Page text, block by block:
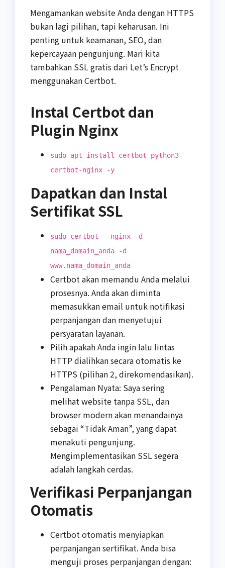
Mengamankan website Anda dengan HTTPS
bukan lagi pilihan, tapi keharusan. Ini
penting untuk keamanan, SEO, dan
kepercayaan pengunjung. Mari kita
tambahkan SSL gratis dari Let’s Encrypt
menggunakan Certbot.
Instal Certbot dan
Plugin Nginx
sudo apt install certbot python3-
certbot-nginx -y
Dapatkan dan Instal
Sertifikat SSL
sudo certbot --nginx -d
nama_domain_anda -d
www.nama_domain_anda
Certbot akan memandu Anda melalui
prosesnya. Anda akan diminta
memasukkan email untuk notifikasi
perpanjangan dan menyetujui
persyaratan layanan.
Pilih apakah Anda ingin lalu lintas
HTTP dialihkan secara otomatis ke
HTTPS (pilihan 2, direkomendasikan).
Pengalaman Nyata: Saya sering
melihat website tanpa SSL, dan
browser modern akan menandainya
sebagai “Tidak Aman”, yang dapat
menakuti pengunjung.
Mengimplementasikan SSL segera
adalah langkah cerdas.
Verifikasi Perpanjangan
Otomatis
Certbot otomatis menyiapkan
perpanjangan sertifikat. Anda bisa
menguji proses perpanjangan dengan: